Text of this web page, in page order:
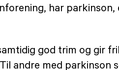
har
god trim og gir
andre med